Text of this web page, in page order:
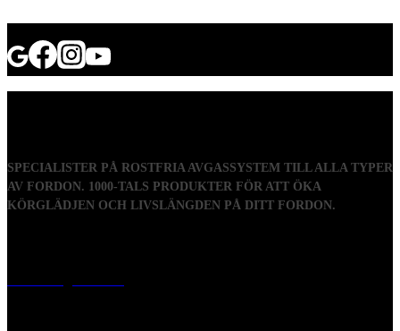
SPECIALISTER PÅ ROSTFRIA AVGASSYSTEM TILL ALLA TYPER
AV FORDON. 1000-TALS PRODUKTER FÖR ATT ÖKA
KÖRGLÄDJEN OCH LIVSLÄNGDEN PÅ DITT FORDON.